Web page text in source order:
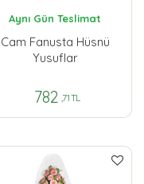
Aynı Gün Teslimat
Cam Fanusta Hüsnü
Yusuflar
782 ,71 TL